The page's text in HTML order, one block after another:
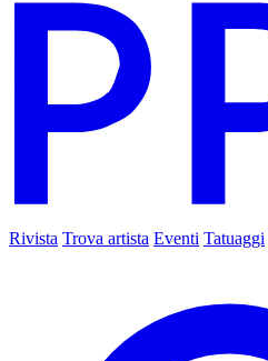
Rivista Trova artista Eventi Tatuaggi